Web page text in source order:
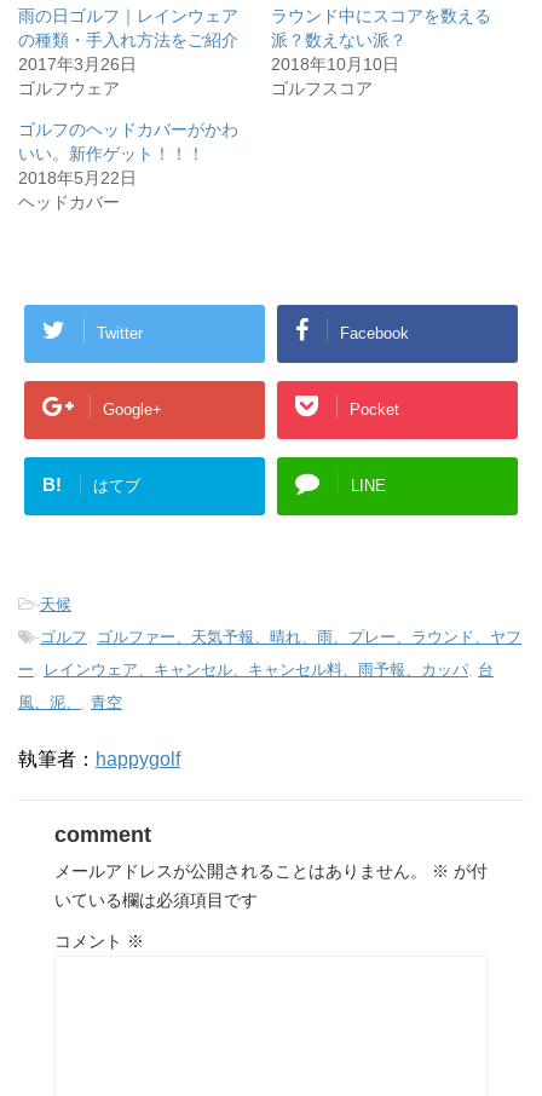
雨の日ゴルフ｜レインウェア
の種類・手入れ方法をご紹介
2017年3月26日
ゴルフウェア
ラウンド中にスコアを数える
派？数えない派？
2018年10月10日
ゴルフスコア
ゴルフのヘッドカバーがかわ
いい。新作ゲット！！！
2018年5月22日
ヘッドカバー
Twitter Facebook
Google+ Pocket
B! はてブ LINE
-天候
-ゴルフ
ゴルファー、天気予報、晴れ、雨、プレー、ラウンド、ヤフ
ー
レインウェア、キャンセル、キャンセル料、雨予報、カッパ 台
風、泥、
青空
執筆者： happygolf
comment
メールアドレスが公開されることはありません。 ※ が付
いている欄は必須項目です
コメント ※